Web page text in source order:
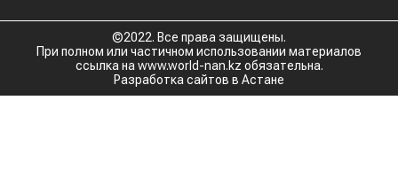
©2022. Все права защищены.
При полном или частичном использовании материалов
ссылка на www.world-nan.kz обязательна.
Разработка сайтов в Астане